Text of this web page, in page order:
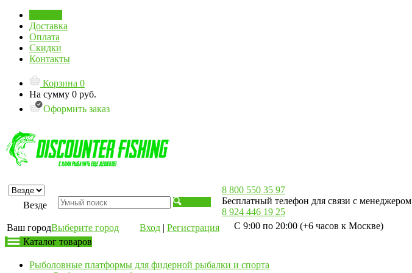
Доставка
Оплата
Скидки
Контакты
Корзина 0
На сумму 0 руб.
Оформить заказ
Везде
Ваш городВыберите город Вход | Регистрация
8 800 550 35 97
Бесплатный телефон для связи с менеджером
8 924 446 19 25
С 9:00 по 20:00 (+6 часов к Москве)
Каталог товаров
Рыболовные платформы для фидерной рыбалки и спорта